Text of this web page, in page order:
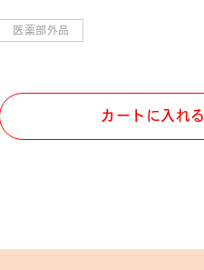
医薬部外品
カートに入れる